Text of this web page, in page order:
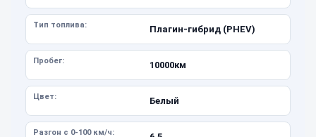
Тип топлива: Плагин-гибрид (PHEV)
Пробег: 10000км
Цвет: Белый
Разгон с 0-100 км/ч: